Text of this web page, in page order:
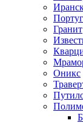
Гранит
Оникс